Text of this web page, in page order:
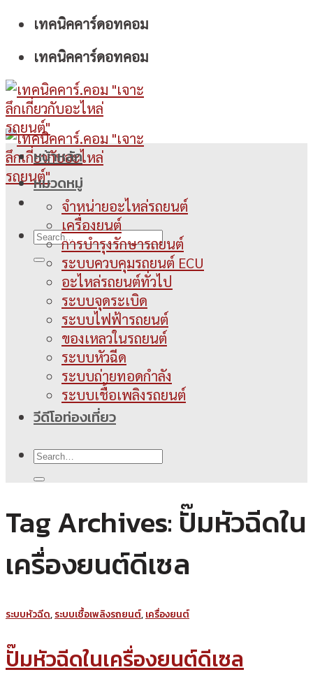
Skip
content
เทคนิคคาร์ดอทคอม
เทคนิคคาร์ดอทคอม
หน้าหลัก
หมวดหมู่
จำหน่ายอะไหล่รถยนต์
เครื่องยนต์
การบำรุงรักษารถยนต์
ระบบควบคุมรถยนต์ ECU
อะไหล่รถยนต์ทั่วไป
ระบบจุดระเบิด
ระบบไฟฟ้ารถยนต์
ของเหลวในรถยนต์
ระบบหัวฉีด
ระบบถ่ายทอดกำลัง
ระบบเชื้อเพลิงรถยนต์
วีดีโอท่องเที่ยว
Tag Archives: ปั๊มหัวฉีดใน
เครื่องยนต์ดีเซล
ระบบหัวฉีด, ระบบเชื้อเพลิงรถยนต์, เครื่องยนต์
ปั๊มหัวฉีดในเครื่องยนต์ดีเซล